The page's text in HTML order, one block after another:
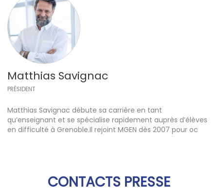
Matthias Savignac
PRÉSIDENT
Matthias Savignac débute sa carrière en tant
qu’enseignant et se spécialise rapidement auprès d’élèves
en difficulté à Grenoble.Il rejoint MGEN dès 2007 pour oc
CONTACTS PRESSE